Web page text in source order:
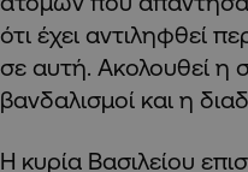
ότι έχει αντιληφθεί
σε αυτή. Ακολουθεί η
βανδαλισμοί και η
Η κυρία Βασιλείου